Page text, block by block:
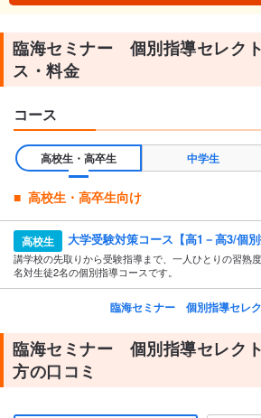
臨海セミナー 個別指導セレク
ス・料金
コース
高校生・高卒生 中学生
高校生・高卒生向け
高校生 大学受験対策コース【高1－高3/個別
講学校の先取りから受験指導まで、一人ひとりの習熟
名対生徒2名の個別指導コースです。
臨海セミナー 個別指導セレ
臨海セミナー 個別指導セレク
方の口コミ